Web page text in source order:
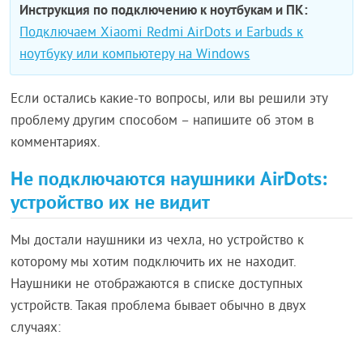
Инструкция по подключению к ноутбукам и ПК:
Подключаем Xiaomi Redmi AirDots и Earbuds к
ноутбуку или компьютеру на Windows
Если остались какие-то вопросы, или вы решили эту
проблему другим способом – напишите об этом в
комментариях.
Не подключаются наушники AirDots:
устройство их не видит
Мы достали наушники из чехла, но устройство к
которому мы хотим подключить их не находит.
Наушники не отображаются в списке доступных
устройств. Такая проблема бывает обычно в двух
случаях: